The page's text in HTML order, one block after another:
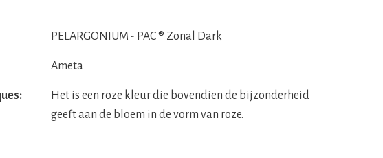
PELARGONIUM - PAC ® Zonal Dark
Ameta
Het is een roze kleur die bovendien de bijzonderheid
geeft aan de bloem in de vorm van roze.